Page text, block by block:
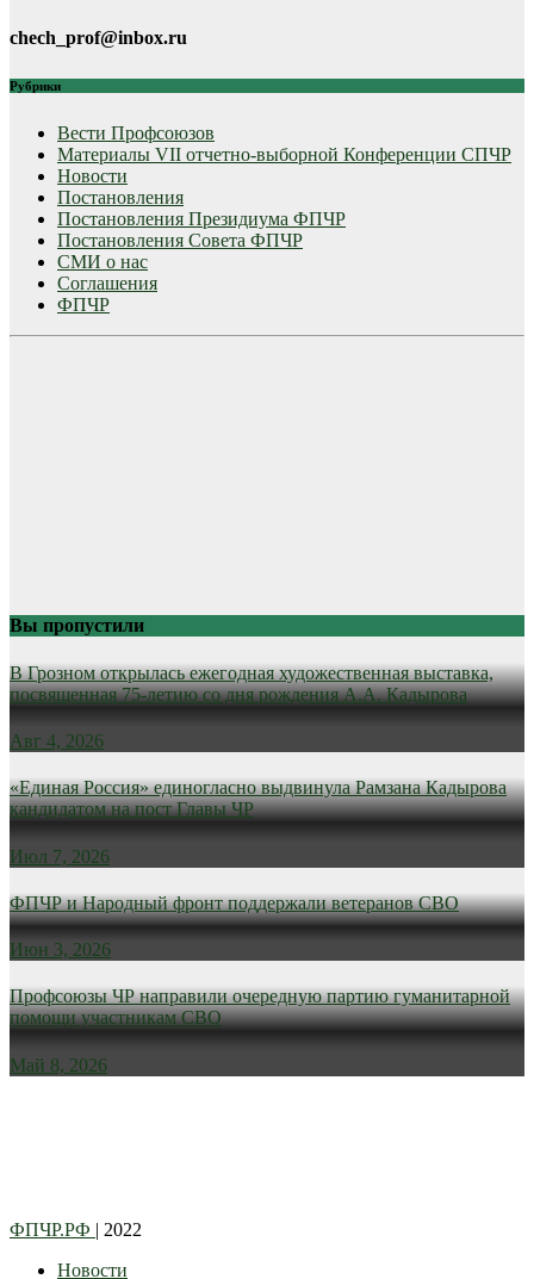
chech_prof@inbox.ru
Рубрики
Вести Профсоюзов
Материалы VII отчетно-выборной Конференции СПЧР
Новости
Постановления
Постановления Президиума ФПЧР
Постановления Совета ФПЧР
СМИ о нас
Соглашения
ФПЧР
Вы пропустили
В Грозном открылась ежегодная художественная выставка,
посвященная 75-летию со дня рождения А.А. Кадырова
Авг 4, 2026
«Единая Россия» единогласно выдвинула Рамзана Кадырова
кандидатом на пост Главы ЧР
Июл 7, 2026
ФПЧР и Народный фронт поддержали ветеранов СВО
Июн 3, 2026
Профсоюзы ЧР направили очередную партию гуманитарной
помощи участникам СВО
Май 8, 2026
ФПЧР.РФ | 2022
Новости